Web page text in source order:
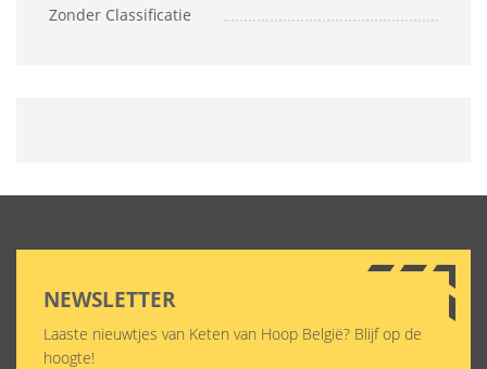
Zonder Classificatie
NEWSLETTER
Laaste nieuwtjes van Keten van Hoop België? Blijf op de
hoogte!